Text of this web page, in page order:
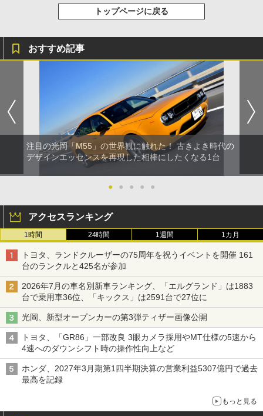
トップページに戻る
おすすめ記事
注目の光岡「M55」の世界観に触れた！ 古きよき時代の
デザインエッセンスを再現した相棒にしたくなる1台
● ● ● ● ●
アクセスランキング
1時間 24時間 1週間 1カ月
トヨタ、ランドクルーザーの75周年を祝うイベントを開催 161
台のランクルと425名が参加
2026年7月の車名別新車ランキング、「エルグランド」は1883
台で乗用車36位、「キックス」は2591台で27位に
光岡、新型オープンカーの第3弾ティザー画像公開
トヨタ、「GR86」一部改良 3眼カメラ採用やMT仕様の5速から
4速へのダウンシフト時の操作性向上など
ホンダ、2027年3月期第1四半期決算の営業利益5307億円で過去
最高を記録
もっと見る